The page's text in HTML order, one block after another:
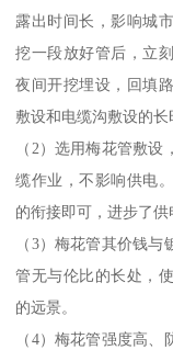
露出时间长，影响城
挖一段放好管后，立
夜间开挖埋设，回填
敷设和电缆沟敷设的长
（2）选用梅花管敷
缆作业，不影响供电
的衔接即可，进步了供
（3）梅花管其价钱
管无与伦比的长处，
的远景。
（4）梅花管强度高